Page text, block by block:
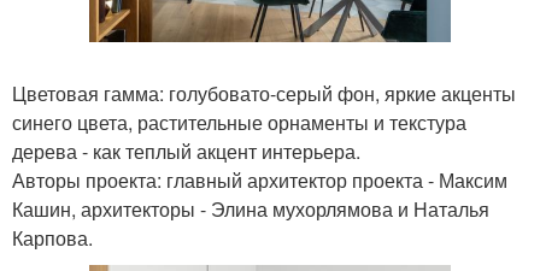
Цветовая гамма: голубовато-серый фон, яркие акценты
синего цвета, растительные орнаменты и текстура
дерева - как теплый акцент интерьера.
Авторы проекта: главный архитектор проекта - Максим
Кашин, архитекторы - Элина мухорлямова и Наталья
Карпова.